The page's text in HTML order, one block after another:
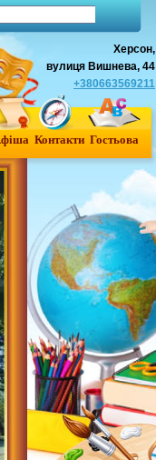
Херсон,
вулиця Вишнева, 44
+380663569211
Контакти Гостьова